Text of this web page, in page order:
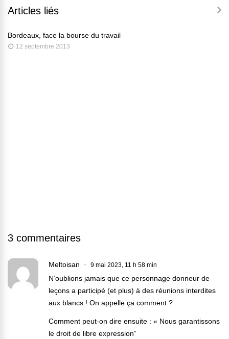
Articles liés
Bordeaux, face la bourse du travail
12 septembre 2013
3 commentaires
Meltoisan 9 mai 2023, 11 h 58 min
N’oublions jamais que ce personnage donneur de
leçons a participé (et plus) à des réunions interdites
aux blancs ! On appelle ça comment ?
Comment peut-on dire ensuite : « Nous garantissons
le droit de libre expression”